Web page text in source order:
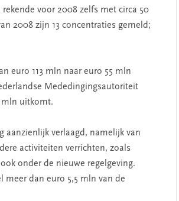
voor 2008 zelfs met circa 50
2008 zijn 13 concentraties gemeld;
euro 113 mln naar euro 55 mln
Mededingingsautoriteit
mln uitkomt.
aanzienlijk verlaagd, namelijk van
activiteiten verrichten, zoals
onder de nieuwe regelgeving.
meer dan euro 5,5 mln van de